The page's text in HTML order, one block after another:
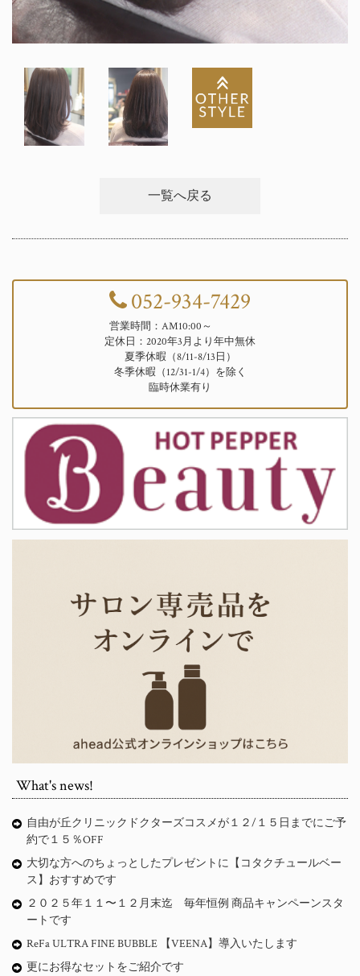
一覧へ戻る
052-934-7429
営業時間：AM10:00～
定休日：2020年3月より年中無休
夏季休暇（8/11-8/13日）
冬季休暇（12/31-1/4）を除く
臨時休業有り
What's news!
自由が丘クリニックドクターズコスメが１２/１５日までにご予
約で１５％OFF
大切な方へのちょっとしたプレゼントに【コタクチュールベー
ス】おすすめです
２０２５年１１〜１２月末迄 毎年恒例 商品キャンペーンスタ
ートです
ReFa ULTRA FINE BUBBLE 【VEENA】導入いたします
更にお得なセットをご紹介です